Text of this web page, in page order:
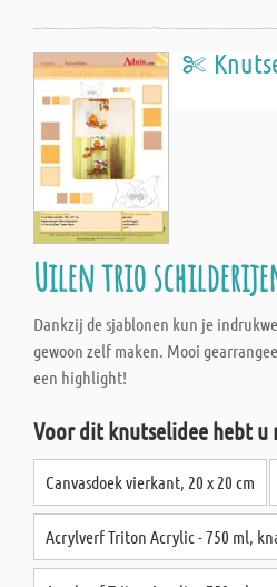
Uilen trio
Dankzij de sjablonen kun je
gewoon zelf maken. Mooi
een highlight!
Voor dit knutselidee hebt u
Canvasdoek vierkant, 20 x 20 cm
Acrylverf Triton Acrylic - 750 ml,